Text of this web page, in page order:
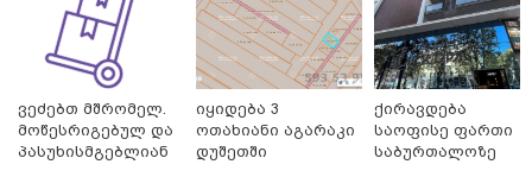
გადააგდო - ის დასუფთავების
სამსახურის თანამშრომლებმა
ნაგვის მანქანაში იპოვეს
11:10 / 05-08-2026
"სირცხვილი შიგნიდან
მღრღნიდა“ - FBI-ის აგენტმა
აღიარა, რომ "მტრული ქვეყნის“
ვეძებთ მშრომელ.
მოწესრიგებულ და
პასუხისმგებლიან
იყიდება 3
ოთახიანი აგარაკი
დუშეთში
ქირავდება
საოფისე ფართი
საბურთალოზე